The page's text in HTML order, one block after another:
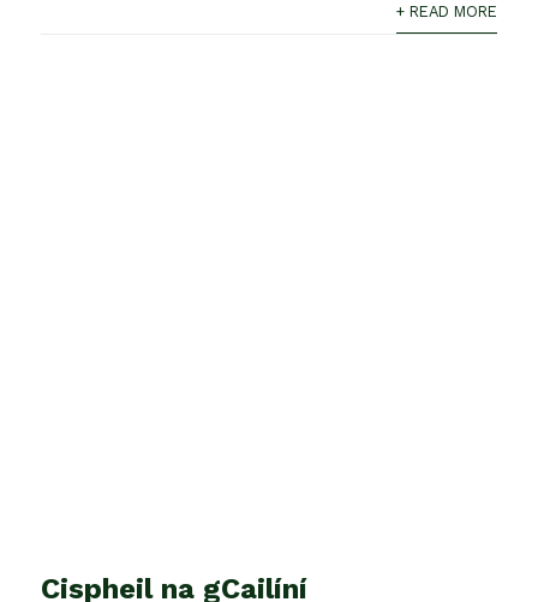
+ READ MORE
Cispheil na gCailíní